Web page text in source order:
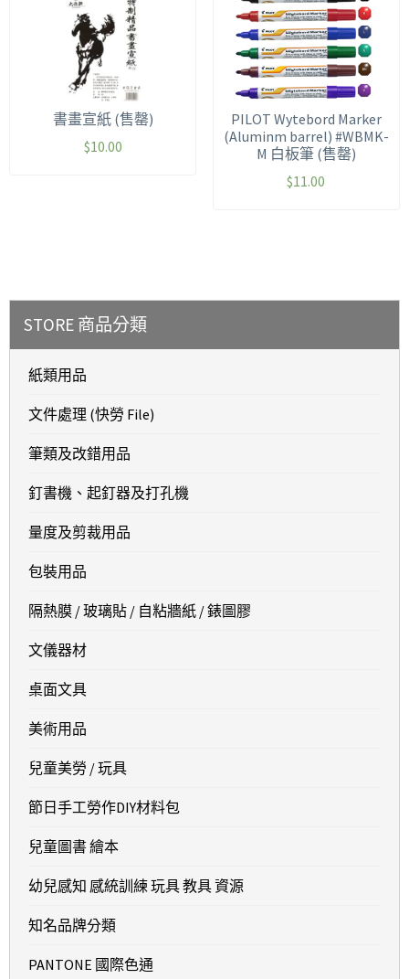
書畫宣紙 (售罄)
$10.00
PILOT Wytebord Marker
(Aluminm barrel) #WBMK-
M 白板筆 (售罄)
$11.00
STORE 商品分類
紙類用品
文件處理 (快勞 File)
筆類及改錯用品
釘書機、起釘器及打孔機
量度及剪裁用品
包裝用品
隔熱膜 / 玻璃貼 / 自粘牆紙 / 錶圖膠
文儀器材
桌面文具
美術用品
兒童美勞 / 玩具
節日手工勞作DIY材料包
兒童圖書 繪本
幼兒感知 感統訓練 玩具 教具 資源
知名品牌分類
PANTONE 國際色通